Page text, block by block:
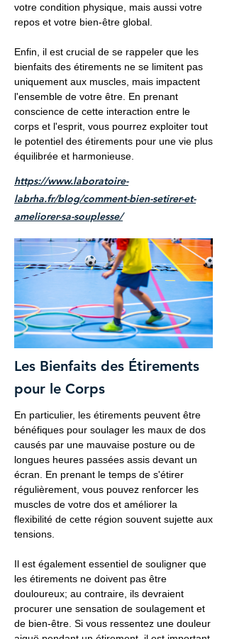
votre condition physique, mais aussi votre
repos et votre bien-être global.
Enfin, il est crucial de se rappeler que les
bienfaits des étirements ne se limitent pas
uniquement aux muscles, mais impactent
l'ensemble de votre être. En prenant
conscience de cette interaction entre le
corps et l'esprit, vous pourrez exploiter tout
le potentiel des étirements pour une vie plus
équilibrée et harmonieuse.
https://www.laboratoire-
labrha.fr/blog/comment-bien-setirer-et-
ameliorer-sa-souplesse/
Les Bienfaits des Étirements
pour le Corps
En particulier, les étirements peuvent être
bénéfiques pour soulager les maux de dos
causés par une mauvaise posture ou de
longues heures passées assis devant un
écran. En prenant le temps de s'étirer
régulièrement, vous pouvez renforcer les
muscles de votre dos et améliorer la
flexibilité de cette région souvent sujette aux
tensions.
Il est également essentiel de souligner que
les étirements ne doivent pas être
douloureux; au contraire, ils devraient
procurer une sensation de soulagement et
de bien-être. Si vous ressentez une douleur